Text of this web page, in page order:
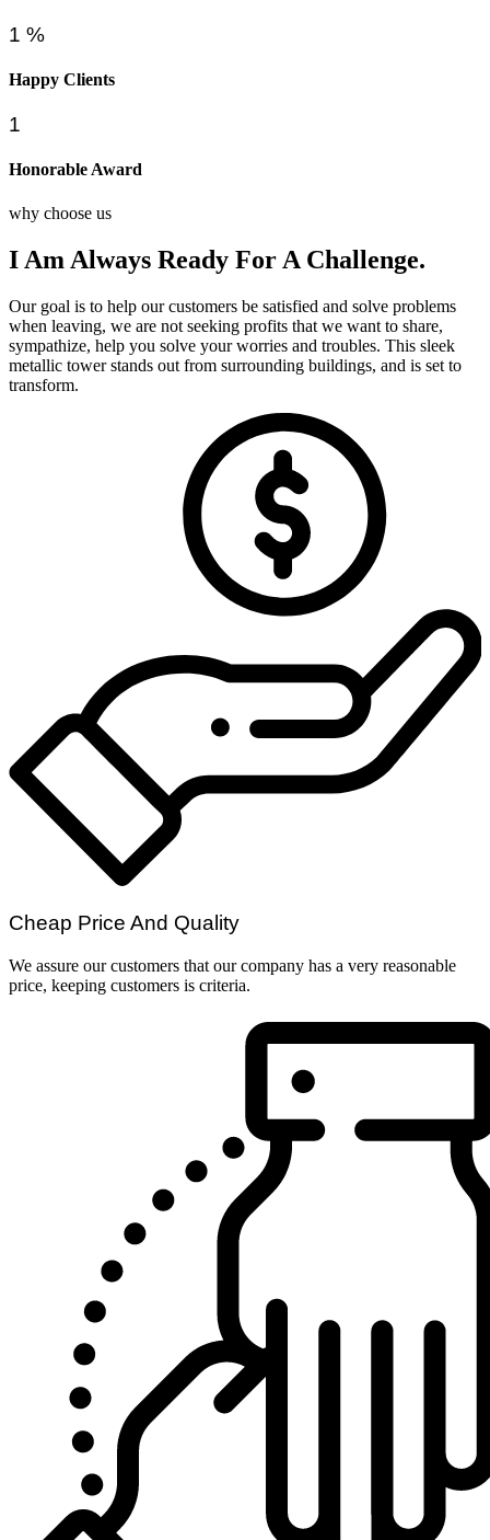
1 %
Happy Clients
1
Honorable Award
why choose us
I Am Always Ready For A Challenge.
Our goal is to help our customers be satisfied and solve problems
when leaving, we are not seeking profits that we want to share,
sympathize, help you solve your worries and troubles. This sleek
metallic tower stands out from surrounding buildings, and is set to
transform.
Cheap Price And Quality
We assure our customers that our company has a very reasonable
price, keeping customers is criteria.